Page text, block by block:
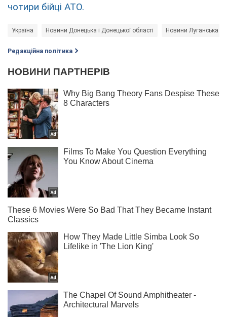
чотири бійці АТО.
Україна Новини Донецька і Донецької області Новини Луганська і
Редакційна політика